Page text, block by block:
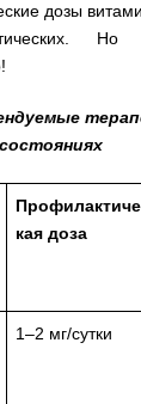
дозы
Но
кая доза
1–2 мг/сутки